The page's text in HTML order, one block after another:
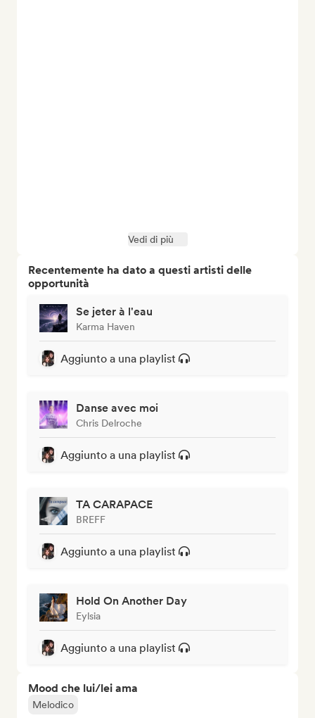
Vedi di più
Recentemente ha dato a questi artisti delle
opportunità
Se jeter à l'eau
Karma Haven
Aggiunto a una playlist
Danse avec moi
Chris Delroche
Aggiunto a una playlist
TA CARAPACE
BREFF
Aggiunto a una playlist
Hold On Another Day
Eylsia
Aggiunto a una playlist
Mood che lui/lei ama
Melodico